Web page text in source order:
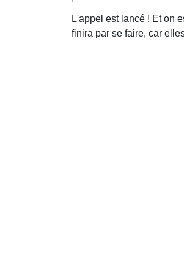
L'appel est lancé ! Et on
finira par se faire, car